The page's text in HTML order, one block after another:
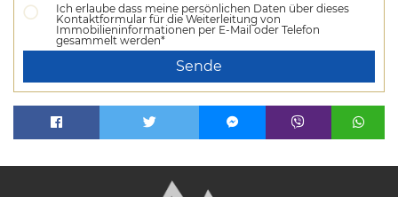
Ich erlaube dass meine persönlichen Daten über dieses
Kontaktformular für die Weiterleitung von
Immobilieninformationen per E-Mail oder Telefon
gesammelt werden*
Sende